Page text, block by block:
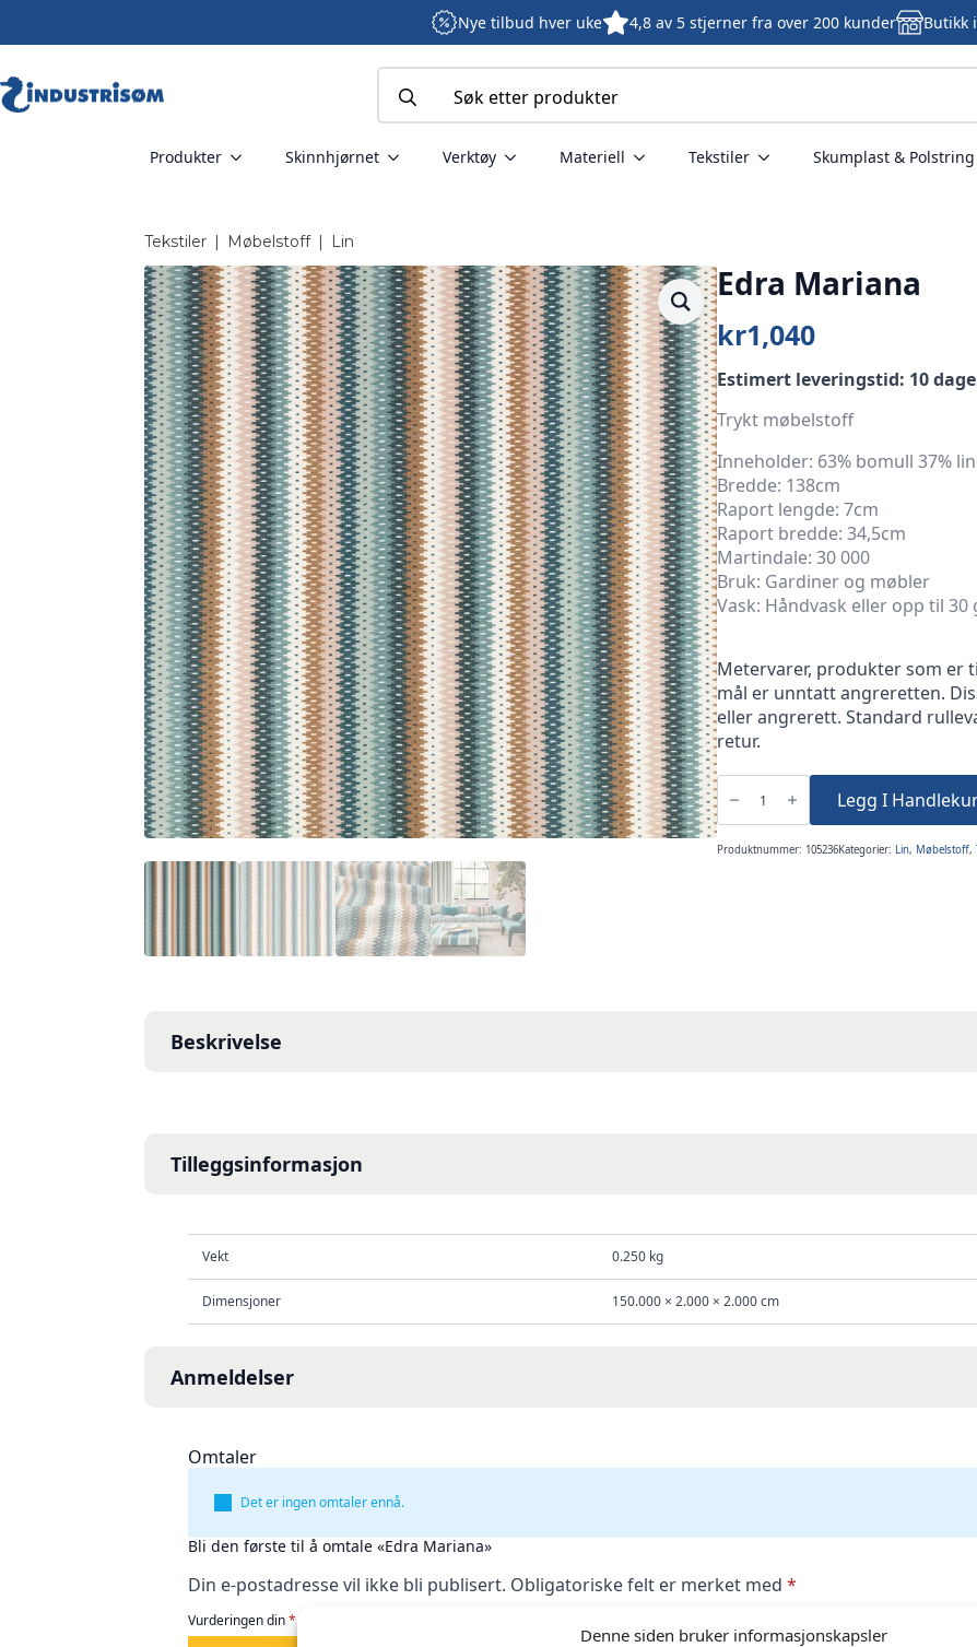
Denne siden bruker informasjonskapsler
Nye tilbud hver uke 4,8 av 5 stjerner fra over 200 kunder Butikk
for:
Produkter Skinnhjørnet Verktøy Materiell Tekstiler Skumplast & Polstring
Tekstiler | Møbelstoff| Lin
Edra Mariana
kr1,040
Estimert leveringstid: 10
Trykt møbelstoff
Inneholder: 63% bomull 37% lin
Bredde: 138cm
Raport lengde: 7cm
Raport bredde: 34,5cm
Martindale: 30 000
Bruk: Gardiner og møbler
Vask: Håndvask eller opp til 30
Metervarer, produkter som er
mål er unntatt angreretten.
eller angrerett. Standard
retur.
Edra
Mariana
antall Legg I
Produktnummer: 105236Kategorier: Lin, Møbelstoff,
Beskrivelse
Tilleggsinformasjon
Vekt 0.250 kg
Dimensjoner 150.000 × 2.000 × 2.000 cm
Anmeldelser
Omtaler
Det er ingen omtaler ennå.
Bli den første til å omtale «Edra Mariana»
Din e-postadresse vil ikke bli publisert. Obligatoriske felt er merket med *
Vurderingen din*